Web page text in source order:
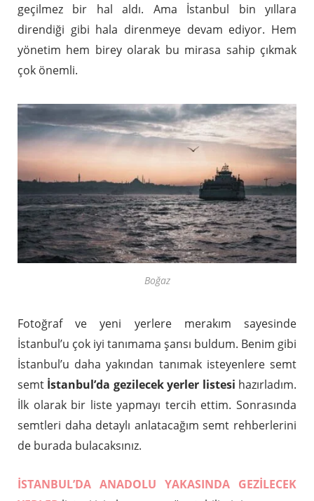
geçilmez bir hal aldı. Ama İstanbul bin yıllara
direndiği gibi hala direnmeye devam ediyor. Hem
yönetim hem birey olarak bu mirasa sahip çıkmak
çok önemli.
Boğaz
Fotoğraf ve yeni yerlere merakım sayesinde
İstanbul’u çok iyi tanımama şansı buldum. Benim gibi
İstanbul’u daha yakından tanımak isteyenlere semt
semt İstanbul’da gezilecek yerler listesi hazırladım.
İlk olarak bir liste yapmayı tercih ettim. Sonrasında
semtleri daha detaylı anlatacağım semt rehberlerini
de burada bulacaksınız.
İSTANBUL’DA ANADOLU YAKASINDA GEZİLECEK